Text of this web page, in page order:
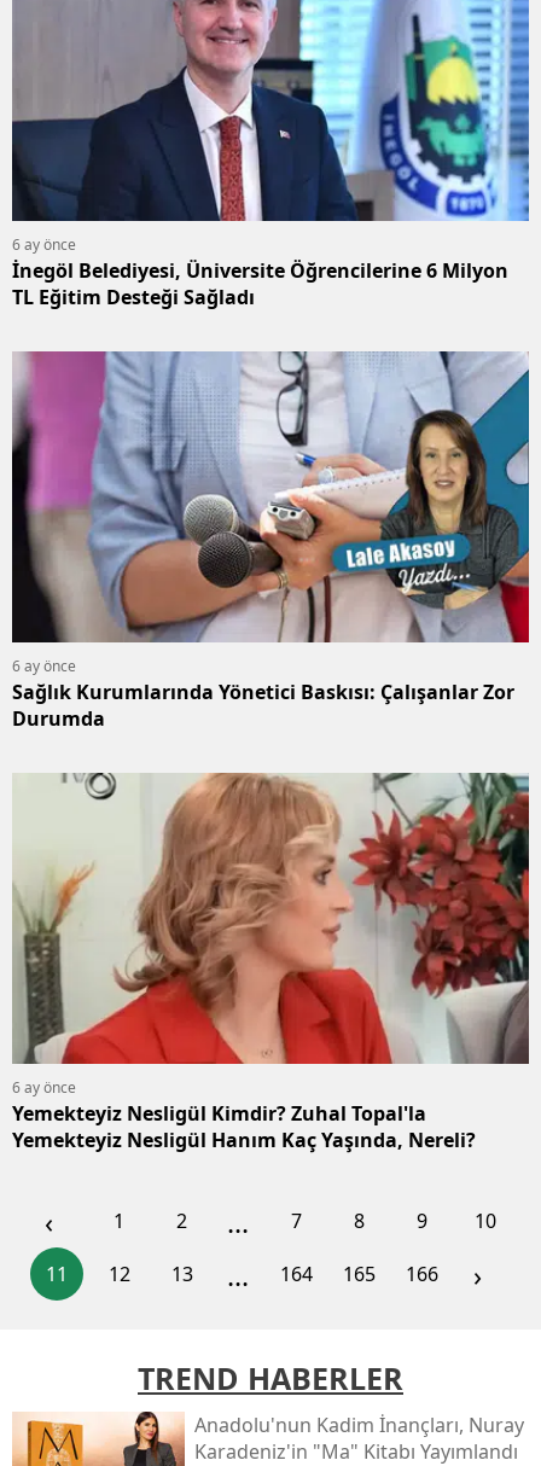
6 ay önce
İnegöl Belediyesi, Üniversite Öğrencilerine 6 Milyon
TL Eğitim Desteği Sağladı
6 ay önce
Sağlık Kurumlarında Yönetici Baskısı: Çalışanlar Zor
Durumda
6 ay önce
Yemekteyiz Nesligül Kimdir? Zuhal Topal'la
Yemekteyiz Nesligül Hanım Kaç Yaşında, Nereli?
‹ 1 2 ... 7 8 9
10
11
12 13 ... 164 165 166 ›
TREND HABERLER
Anadolu'nun Kadim İnançları, Nuray
Karadeniz'in "ma" Kitabı Yayımlandı